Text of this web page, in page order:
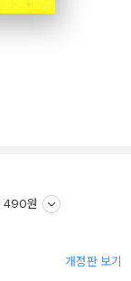
490원
개정판 보기